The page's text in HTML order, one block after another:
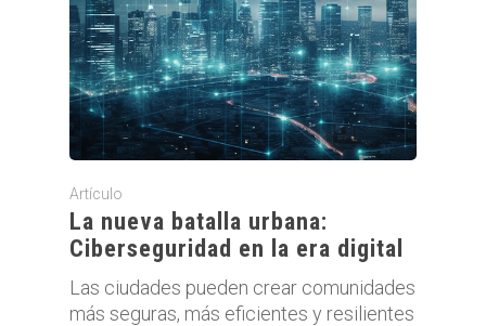
Artículo
La nueva batalla urbana:
Ciberseguridad en la era digital
Las ciudades pueden crear comunidades
más seguras, más eficientes y resilientes